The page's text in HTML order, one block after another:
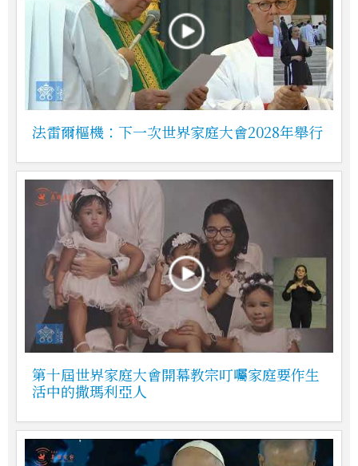
法雷爾樞機：下一次世界家庭大會2028年舉行
第十屆世界家庭大會開幕教宗叮囑家庭要作生
活中的撒瑪利亞人